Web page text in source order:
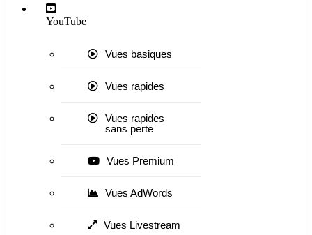
YouTube
Vues basiques
Vues rapides
Vues rapides
sans perte
Vues Premium
Vues AdWords
Vues Livestream